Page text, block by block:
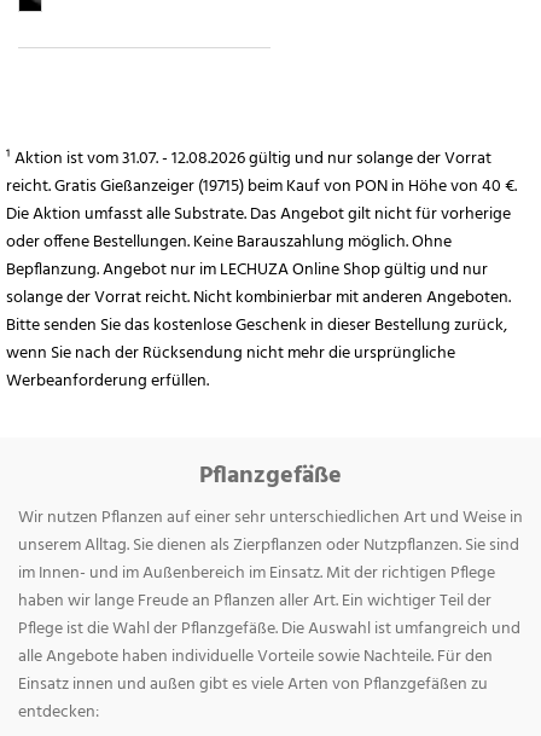
¹ Aktion ist vom 31.07. - 12.08.2026 gültig und nur solange der Vorrat
reicht. Gratis Gießanzeiger (19715) beim Kauf von PON in Höhe von 40 €.
Die Aktion umfasst alle Substrate. Das Angebot gilt nicht für vorherige
oder offene Bestellungen. Keine Barauszahlung möglich. Ohne
Bepflanzung. Angebot nur im LECHUZA Online Shop gültig und nur
solange der Vorrat reicht. Nicht kombinierbar mit anderen Angeboten.
Bitte senden Sie das kostenlose Geschenk in dieser Bestellung zurück,
wenn Sie nach der Rücksendung nicht mehr die ursprüngliche
Werbeanforderung erfüllen.
Pflanzgefäße
Wir nutzen Pflanzen auf einer sehr unterschiedlichen Art und Weise in
unserem Alltag. Sie dienen als Zierpflanzen oder Nutzpflanzen. Sie sind
im Innen- und im Außenbereich im Einsatz. Mit der richtigen Pflege
haben wir lange Freude an Pflanzen aller Art. Ein wichtiger Teil der
Pflege ist die Wahl der Pflanzgefäße. Die Auswahl ist umfangreich und
alle Angebote haben individuelle Vorteile sowie Nachteile. Für den
Einsatz innen und außen gibt es viele Arten von Pflanzgefäßen zu
entdecken: